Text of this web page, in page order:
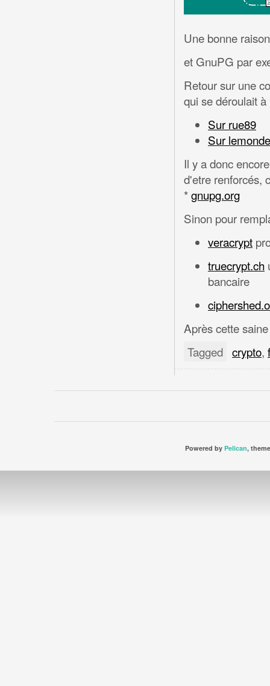
Une bonne
et GnuPG par
Retour sur une
qui se déroulait
Sur rue89
Sur lemonde
Il y a donc
d'etre renforcés,
*gnupg.org
Sinon pour
veracrypt
truecrypt.ch
bancaire
Après cette
Tagged crypto,
Powered by Pelican,